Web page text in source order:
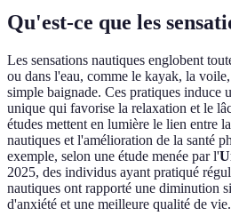
Qu'est-ce que les
Les sensations nautiques englobent
ou dans l'eau, comme le kayak, la
simple baignade. Ces pratiques induce
unique qui favorise la relaxation et le
études mettent en lumière le lien entre
nautiques et l'amélioration de la santé
exemple, selon une étude menée par l'
2025, des individus ayant pratiqué
nautiques ont rapporté une diminution
d'anxiété et une meilleure qualité de vie.